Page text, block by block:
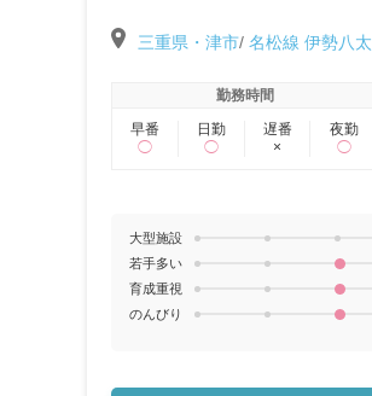
三重県・津市/ 名松線 伊勢八太
勤務時間
早番
◯
日勤
◯
遅番
×
夜勤
◯
大型施設
若手多い
育成重視
のんびり